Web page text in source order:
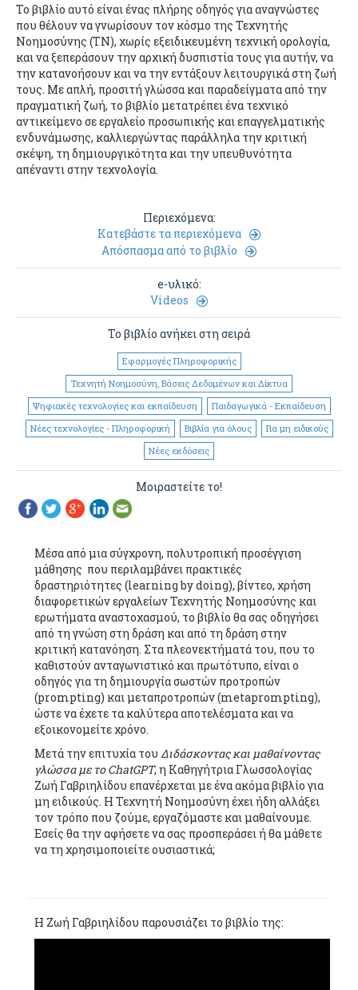
Το βιβλίο αυτό είναι ένας πλήρης οδηγός για αναγνώστες
που θέλουν να γνωρίσουν τον κόσμο της Τεχνητής
Νοημοσύνης (ΤΝ), χωρίς εξειδικευμένη τεχνική ορολογία,
και να ξεπεράσουν την αρχική δυσπιστία τους για αυτήν, να
την κατανοήσουν και να την εντάξουν λειτουργικά στη ζωή
τους. Με απλή, προσιτή γλώσσα και παραδείγματα από την
πραγματική ζωή, το βιβλίο μετατρέπει ένα τεχνικό
αντικείμενο σε εργαλείο προσωπικής και επαγγελματικής
ενδυνάμωσης, καλλιεργώντας παράλληλα την κριτική
σκέψη, τη δημιουργικότητα και την υπευθυνότητα
απέναντι στην τεχνολογία.
Περιεχόμενα:
Κατεβάστε τα περιεχόμενα
Απόσπασμα από το βιβλίο
e-υλικό:
Videos
Το βιβλίο ανήκει στη σειρά
Εφαρμογές Πληροφορικής
Τεχνητή Νοημοσύνη, Βάσεις Δεδομένων και Δίκτυα
Ψηφιακές τεχνολογίες και εκπαίδευση
Παιδαγωγικά - Εκπαίδευση
Νέες τεχνολογίες - Πληροφορική
Βιβλία για όλους
Για μη ειδικούς
Νέες εκδόσεις
Μοιραστείτε το!
Μέσα από μια σύγχρονη, πολυτροπική προσέγγιση
μάθησης που περιλαμβάνει πρακτικές
δραστηριότητες (learning by doing), βίντεο, χρήση
διαφορετικών εργαλείων Τεχνητής Νοημοσύνης και
ερωτήματα αναστοχασμού, το βιβλίο θα σας οδηγήσει
από τη γνώση στη δράση και από τη δράση στην
κριτική κατανόηση. Στα πλεονεκτήματά του, που το
καθιστούν ανταγωνιστικό και πρωτότυπο, είναι ο
οδηγός για τη δημιουργία σωστών προτροπών
(prompting) και μεταπροτροπών (metaprompting),
ώστε να έχετε τα καλύτερα αποτελέσματα και να
εξοικονομείτε χρόνο.
Μετά την επιτυχία του Διδάσκοντας και μαθαίνοντας
γλώσσα με το ChatGPT, η Καθηγήτρια Γλωσσολογίας
Ζωή Γαβριηλίδου επανέρχεται με ένα ακόμα βιβλίο για
μη ειδικούς. Η Τεχνητή Νοημοσύνη έχει ήδη αλλάξει
τον τρόπο που ζούμε, εργαζόμαστε και μαθαίνουμε.
Εσείς θα την αφήσετε να σας προσπεράσει ή θα μάθετε
να τη χρησιμοποιείτε ουσιαστικά;
H Ζωή Γαβριηλίδου παρουσιάζει το βιβλίο της: